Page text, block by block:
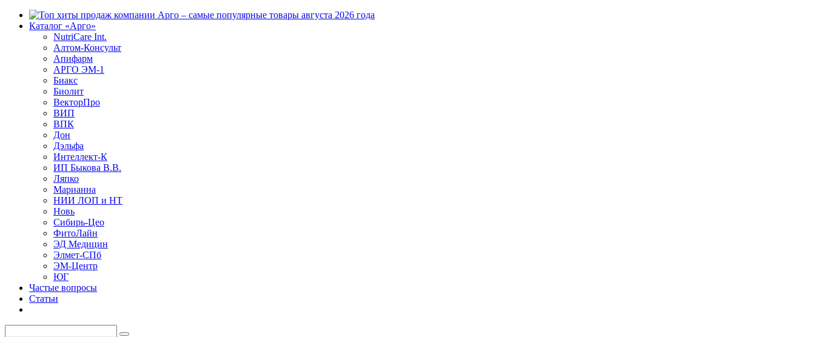
Каталог «Арго»
NutriCare Int.
Алтом-Консульт
Апифарм
АРГО ЭМ-1
Биакс
Биолит
ВекторПро
ВИП
ВПК
Дон
Дэльфа
Интеллект-К
ИП Быкова В.В.
Ляпко
Марианна
НИИ ЛОП и НТ
Новь
Сибирь-Цео
ФитоЛайн
ЭД Медицин
Элмет-СПб
ЭМ-Центр
ЮГ
Частые вопросы
Статьи